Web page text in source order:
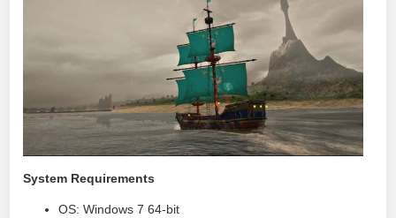
System Requirements
OS: Windows 7 64-bit